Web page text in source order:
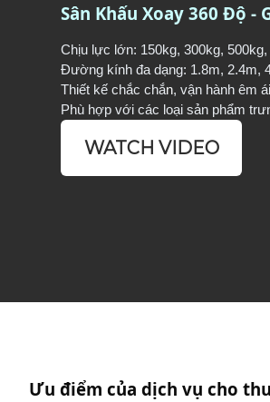
Sân Khấu Xoay 360 Độ
Chịu lực lớn: 150kg, 300kg, 500kg,
Đường kính đa dạng: 1.8m, 2.4m,
Thiết kế chắc chắn, vận hành êm ái
Phù hợp với các loại sản phẩm
WATCH VIDEO
Ưu điểm của dịch vụ cho